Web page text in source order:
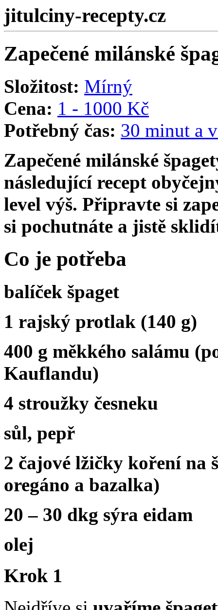
jitulciny-recepty.cz
Zapečené milánské
Složitost: Mírný
Cena: 1 - 1000 Kč
Potřebný čas: 30 minut a
Zapečené milánské
následující recept
level výš. Připravte si
si pochutnáte a jistě
Co je potřeba
balíček špaget
1 rajský protlak (140 g)
400 g měkkého salámu
Kauflandu)
4 stroužky česneku
sůl, pepř
2 čajové lžičky koření na
oregáno a bazalka)
20 – 30 dkg sýra eidam
olej
Krok 1